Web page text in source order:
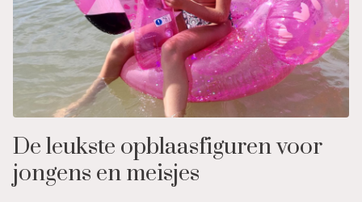
De leukste opblaasfiguren voor
jongens en meisjes